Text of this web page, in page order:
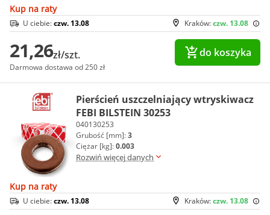
Kup na raty
Kraków:czw. 13.08
U ciebie:czw. 13.08
21,26zł/szt.
Darmowa dostawa od 250 zł
do koszyka
Pierścień uszczelniający wtryskiwacz
FEBI BILSTEIN 30253
040130253
Grubość [mm]:3
Ciężar [kg]:0.003
Rozwiń więcej danych
Kup na raty
Kraków:czw. 13.08
U ciebie:czw. 13.08